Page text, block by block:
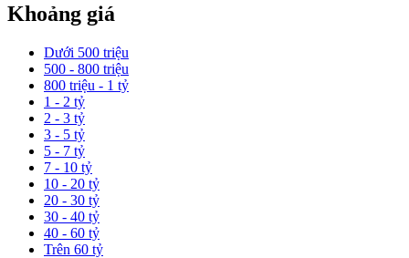
Khoảng giá
Dưới 500 triệu
500 - 800 triệu
800 triệu - 1 tỷ
1 - 2 tỷ
2 - 3 tỷ
3 - 5 tỷ
5 - 7 tỷ
7 - 10 tỷ
10 - 20 tỷ
20 - 30 tỷ
30 - 40 tỷ
40 - 60 tỷ
Trên 60 tỷ